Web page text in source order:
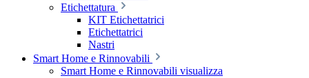
Etichettatura
KIT Etichettatrici
Etichettatrici
Nastri
Smart Home e Rinnovabili
Smart Home e Rinnovabili visualizza